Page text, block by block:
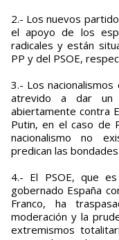
2.- Los nuevos
el apoyo de los
radicales y están
PP y del PSOE,
3.- Los nacionalismos
atrevido a dar un
abiertamente contra
Putin, en el caso de
nacionalismo no
predican las
4.- El PSOE, que
gobernado España
Franco, ha
moderación y la
extremismos